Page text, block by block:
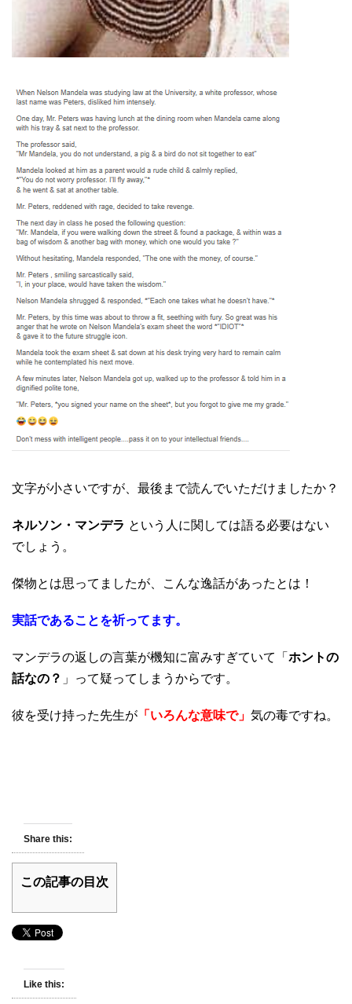
文字が小さいですが、最後まで読んでいただけましたか？
ネルソン・マンデラ という人に関しては語る必要はない
でしょう。
傑物とは思ってましたが、こんな逸話があったとは！
実話であることを祈ってます。
マンデラの返しの言葉が機知に富みすぎていて「 ホントの
話なの？ 」って疑ってしまうからです。
彼を受け持った先生が 「いろんな意味で」 気の毒ですね。
Share this:
この記事の目次
Like this: